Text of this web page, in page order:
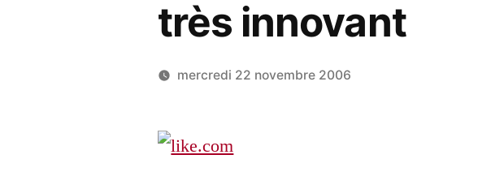
très innovant
mercredi 22 novembre 2006